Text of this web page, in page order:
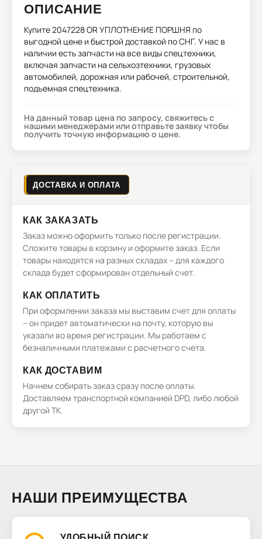
ОПИСАНИЕ
Купите2047228 OR УПЛОТНЕНИЕ ПОРШНЯ по
выгодной цене и быстрой доставкой по СНГ. У нас в
наличии есть запчасти на все виды спецтехники,
включая запчасти на сельхозтехники, грузовых
автомобилей, дорожная или рабочей, строительной,
подъемная спецтехника.
На данный товар цена по запросу, свяжитесь с
нашими менеджерами или отправьте заявку чтобы
получить точную информацию о цене.
ДОСТАВКА И ОПЛАТА
КАК ЗАКАЗАТЬ
Заказ можно оформить только после регистрации.
Сложите товары в корзину и оформите заказ. Если
товары находятся на разных складах – для каждого
склада будет сформирован отдельный счет.
КАК ОПЛАТИТЬ
При оформлении заказа мы выставим счет для оплаты
– он придет автоматически на почту, которую вы
указали во время регистрации. Мы работаем с
безналичными платежами с расчетного счета.
КАК ДОСТАВИМ
Начнем собирать заказ сразу после оплаты.
Доставляем транспортной компанией DPD, либо любой
другой ТК.
НАШИ ПРЕИМУЩЕСТВА